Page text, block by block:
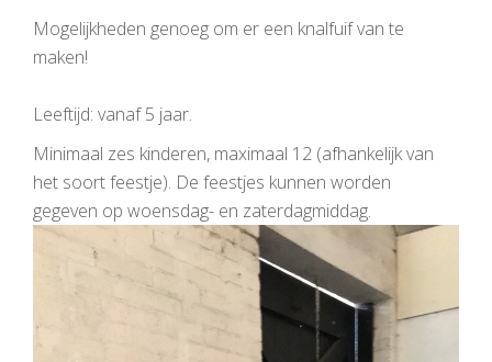
Mogelijkheden genoeg om er een knalfuif van te
maken!
Leeftijd: vanaf 5 jaar.
Minimaal zes kinderen, maximaal 12 (afhankelijk van
het soort feestje). De feestjes kunnen worden
gegeven op woensdag- en zaterdagmiddag.